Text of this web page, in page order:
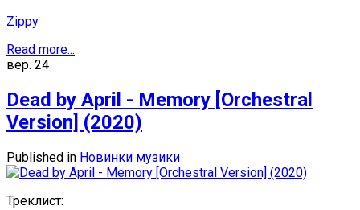
Zippy
Read more...
вер. 24
Dead by April - Memory [Orchestral
Version] (2020)
Published in Новинки музики
Треклист: